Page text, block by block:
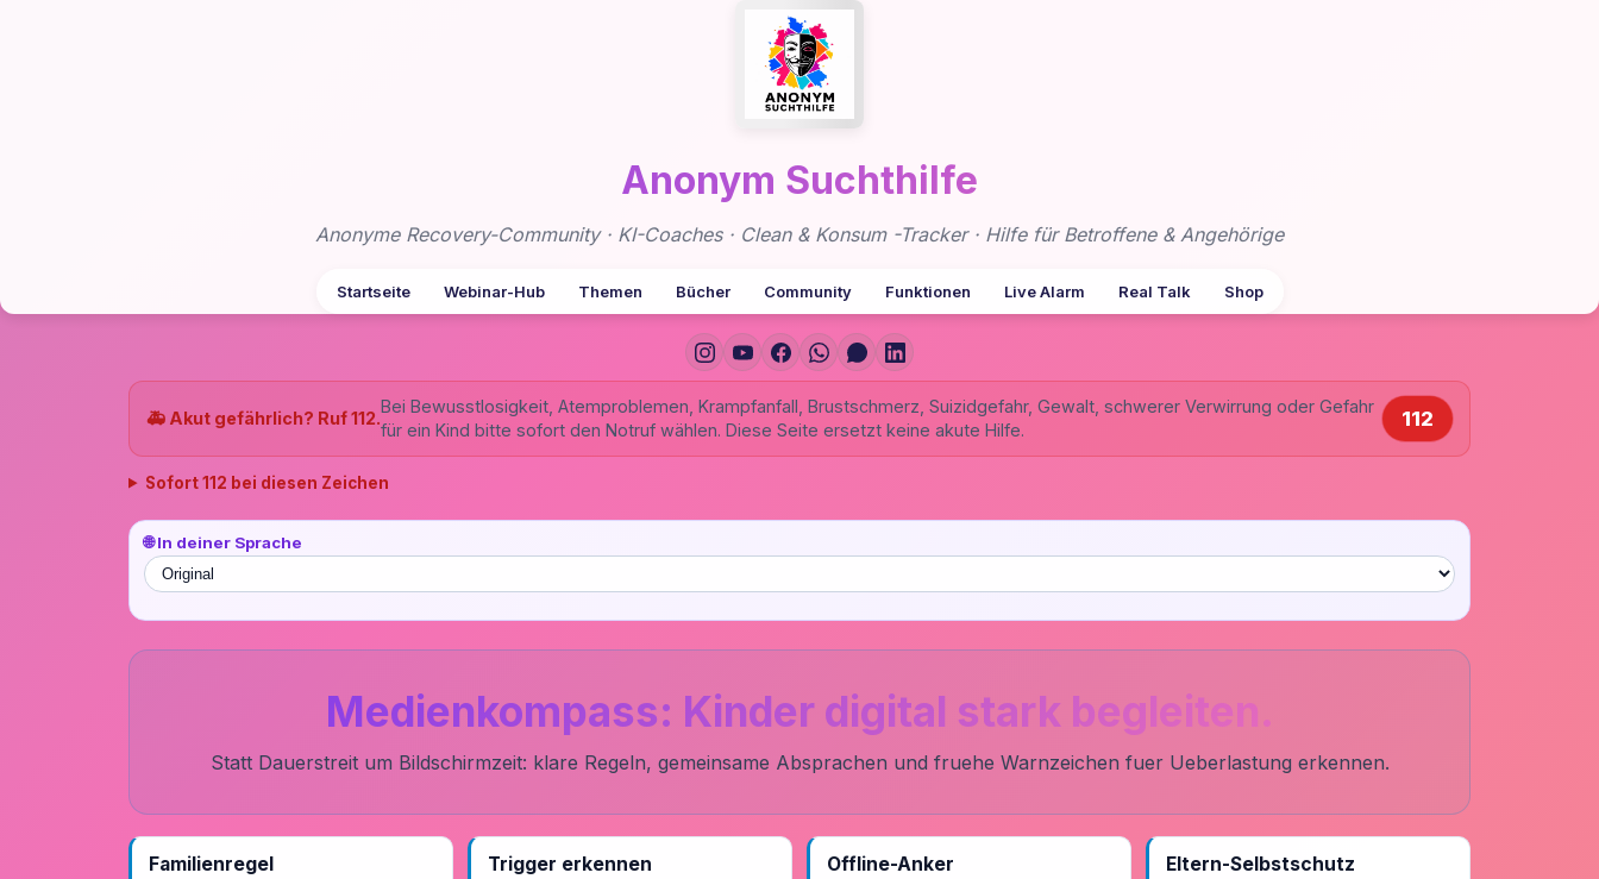
Anonym Suchthilfe
Anonyme Recovery-Community · KI-Coaches · Clean & Konsum -Tracker · Hilfe für Betroffene & Angehörige
Startseite Webinar-Hub Themen Bücher Community Funktionen Live Alarm Real Talk Shop
🚑 Akut gefährlich? Ruf 112.
Bei Bewusstlosigkeit, Atemproblemen, Krampfanfall, Brustschmerz, Suizidgefahr, Gewalt, schwerer Verwirrung oder Gefahr
für ein Kind bitte sofort den Notruf wählen. Diese Seite ersetzt keine akute Hilfe.
112
Sofort 112 bei diesen Zeichen
🌐 In deiner Sprache
Medienkompass: Kinder digital stark begleiten.
Statt Dauerstreit um Bildschirmzeit: klare Regeln, gemeinsame Absprachen und fruehe Warnzeichen fuer Ueberlastung erkennen.
Familienregel Trigger erkennen Offline-Anker Eltern-Selbstschutz